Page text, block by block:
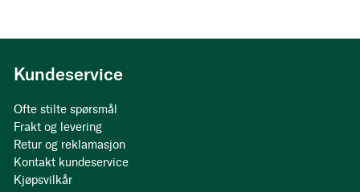
Kundeservice
Ofte stilte spørsmål
Frakt og levering
Retur og reklamasjon
Kontakt kundeservice
Kjøpsvilkår